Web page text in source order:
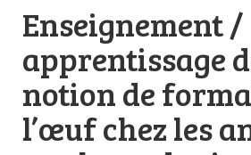
Enseignement /
apprentissage
notion de
l’œuf chez les